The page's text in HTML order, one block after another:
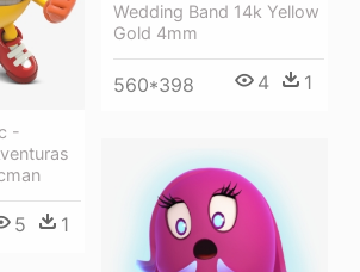
Wedding Band 14k Yellow
Gold 4mm
560*398 4 1
-
5 1